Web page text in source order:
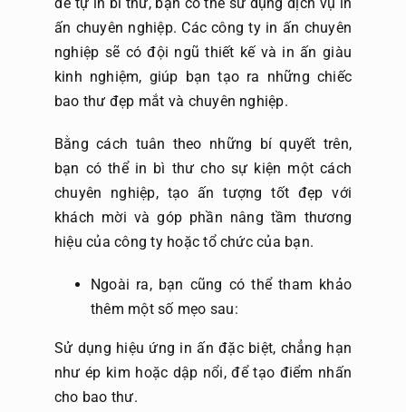
để tự in bì thư, bạn có thể sử dụngdịch vụ
in
ấn chuyên nghiệp. Các công ty in ấn chuyên
nghiệp sẽ có đội ngũ thiết kế và in ấn giàu
kinh nghiệm, giúp bạn tạo ra những chiếc
bao thư đẹp mắt và chuyên nghiệp.
Bằng cách tuân theo những bí quyết trên,
bạn có thể in bì thư cho sự kiện một cách
chuyên nghiệp, tạo ấn tượng tốt đẹp với
khách mời và góp phần nâng tầm thương
hiệu của công ty hoặc tổ chức của bạn.
Ngoài ra, bạn cũng có thể tham khảo
thêm một số mẹo sau:
Sử dụng hiệu ứng in ấn đặc biệt, chẳng hạn
như ép kim hoặc dập nổi, để tạo điểm nhấn
cho bao thư.